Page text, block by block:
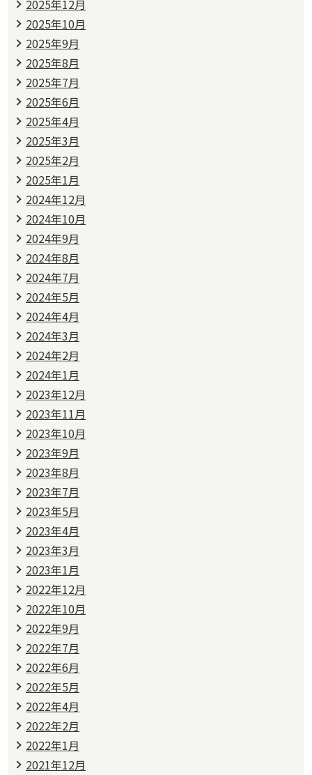
2025年12月
2025年10月
2025年9月
2025年8月
2025年7月
2025年6月
2025年4月
2025年3月
2025年2月
2025年1月
2024年12月
2024年10月
2024年9月
2024年8月
2024年7月
2024年5月
2024年4月
2024年3月
2024年2月
2024年1月
2023年12月
2023年11月
2023年10月
2023年9月
2023年8月
2023年7月
2023年5月
2023年4月
2023年3月
2023年1月
2022年12月
2022年10月
2022年9月
2022年7月
2022年6月
2022年5月
2022年4月
2022年2月
2022年1月
2021年12月